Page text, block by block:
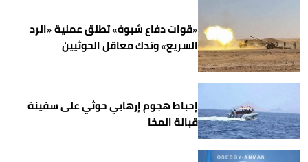
«قوات دفاع شبوة» تطلق عملية «الرد
السريع» وتدك معاقل الحوثيين
إحباط هجوم إرهابي حوثي على سفينة
قبالة المخا